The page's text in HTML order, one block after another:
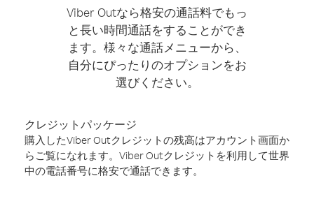
Viber Outなら格安の通話料でもっ
と長い時間通話をすることができ
ます。様々な通話メニューから、
自分にぴったりのオプションをお
選びください。
クレジットパッケージ
購入したViber Outクレジットの残高はアカウント画面か
らご覧になれます。Viber Outクレジットを利用して世界
中の電話番号に格安で通話できます。